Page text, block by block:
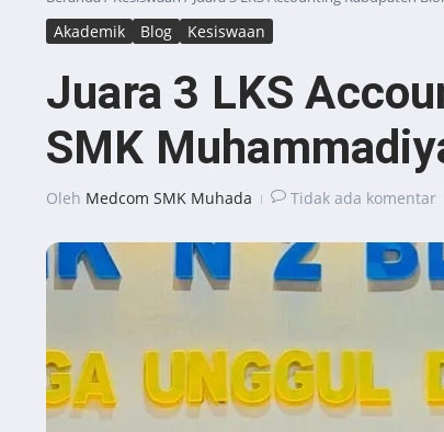
Akademik Blog Kesiswaan
Juara 3 LKS
SMK
Oleh Medcom SMK Muhada Tidak ada komentar